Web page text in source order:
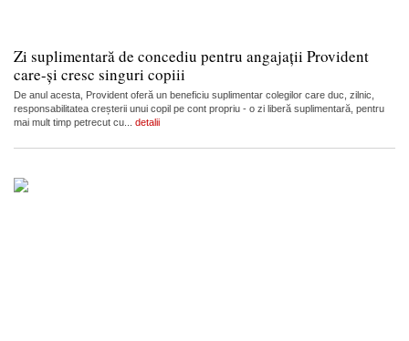
Zi suplimentară de concediu pentru angajații Provident
care-și cresc singuri copiii
De anul acesta, Provident oferă un beneficiu suplimentar colegilor care duc, zilnic,
responsabilitatea creșterii unui copil pe cont propriu - o zi liberă suplimentară, pentru
mai mult timp petrecut cu... detalii